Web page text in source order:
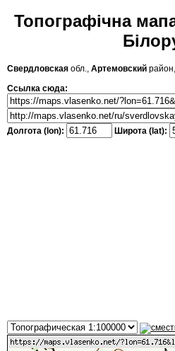
Топографічна
Свердловская обл., Артемовский
Ссылка сюда:
Долгота (lon): Широта (lat):